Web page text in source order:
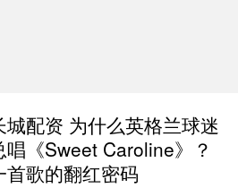
城配资 为什么英格兰球迷
唱《Sweet Caroline》？
首歌的翻红密码